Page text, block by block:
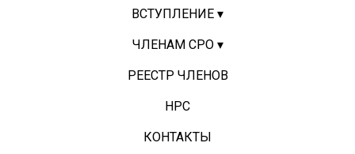
ВСТУПЛЕНИЕ ▾
ЧЛЕНАМ СРО ▾
РЕЕСТР ЧЛЕНОВ
НРС
КОНТАКТЫ